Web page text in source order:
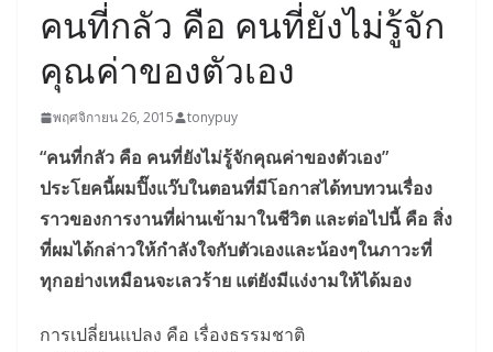
คนที่กลัว คือ คนที่ยังไม่รู้จัก
คุณค่าของตัวเอง
พฤศจิกายน 26, 2015 tonypuy
“คนที่กลัว คือ คนที่ยังไม่รู้จักคุณค่าของตัวเอง”
ประโยคนี้ผมปิ๊งแว๊บในตอนที่มีโอกาสได้ทบทวนเรื่อง
ราวของการงานที่ผ่านเข้ามาในชีวิต และต่อไปนี้ คือ สิ่ง
ที่ผมได้กล่าวให้กำลังใจกับตัวเองและน้องๆในภาวะที่
ทุกอย่างเหมือนจะเลวร้าย แต่ยังมีแง่งามให้ได้มอง
การเปลี่ยนแปลง คือ เรื่องธรรมชาติ